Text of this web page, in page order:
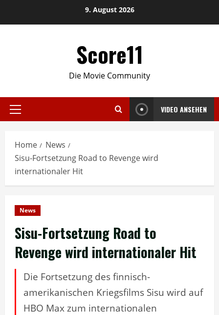
9. August 2026
Score11
Die Movie Community
Primary
VIDEO ANSEHEN
Home
News
Sisu-Fortsetzung Road to Revenge wird
internationaler Hit
News
Sisu-Fortsetzung Road to
Revenge wird internationaler Hit
Die Fortsetzung des finnisch-
amerikanischen Kriegsfilms Sisu wird auf
HBO Max zum internationalen